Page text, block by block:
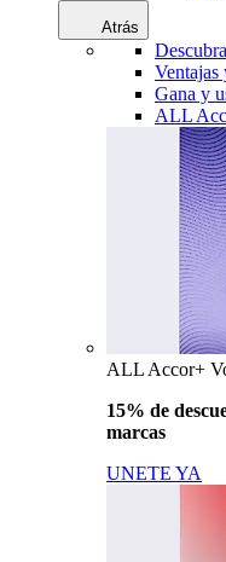
Atrás
Ventajas
Gana y
ALL
ALL Accor+
15% de
marcas
UNETE YA